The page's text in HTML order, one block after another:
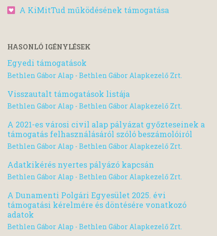
A KiMitTud működésének támogatása
HASONLÓ IGÉNYLÉSEK
Egyedi támogatások
Bethlen Gábor Alap - Bethlen Gábor Alapkezelő Zrt.
Visszautalt támogatások listája
Bethlen Gábor Alap - Bethlen Gábor Alapkezelő Zrt.
A 2021-es városi civil alap pályázat győzteseinek a
támogatás felhasználásáról szóló beszámolóiról
Bethlen Gábor Alap - Bethlen Gábor Alapkezelő Zrt.
Adatkikérés nyertes pályázó kapcsán
Bethlen Gábor Alap - Bethlen Gábor Alapkezelő Zrt.
A Dunamenti Polgári Egyesület 2025. évi
támogatási kérelmére és döntésére vonatkozó
adatok
Bethlen Gábor Alap - Bethlen Gábor Alapkezelő Zrt.